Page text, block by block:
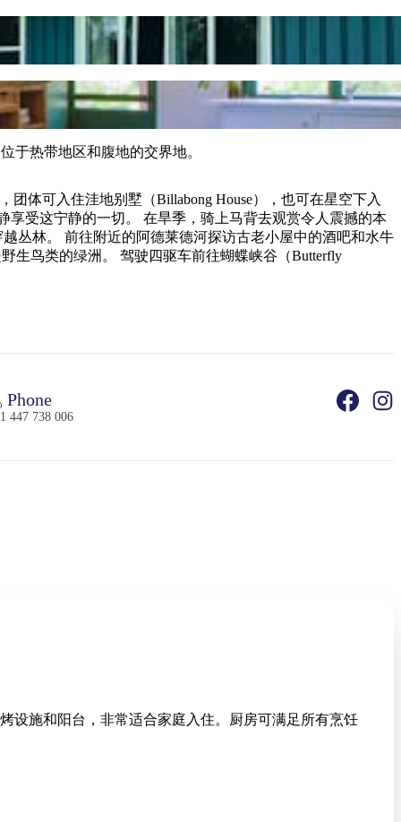
于热带地区和腹地的交界地。
团体可入住洼地别墅（Billabong House），也可在星空下入
生鸟类的绿洲。 驾驶四驱车前往蝴蝶峡谷（Butterfly
Phone
447 738 006
设施和阳台，非常适合家庭入住。厨房可满足所有烹饪